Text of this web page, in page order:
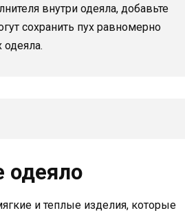
внутри одеяла, добавьте
сохранить пух равномерно
одеяла.
одеяло
и теплые изделия, которые